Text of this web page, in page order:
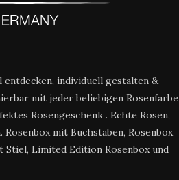
entdecken, individuell gestalten &
mit jeder beliebigen Rosenfarbe
Rosengeschenk . Echte Rosen,
mit Buchstaben, Rosenbox
Stiel, Limited Edition Rosenbox und